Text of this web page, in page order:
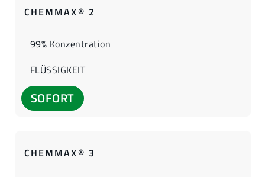
CHEMMAX® 2
99% Konzentration
FLÜSSIGKEIT
SOFORT
CHEMMAX® 3